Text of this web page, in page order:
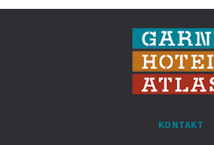
KONTAKT